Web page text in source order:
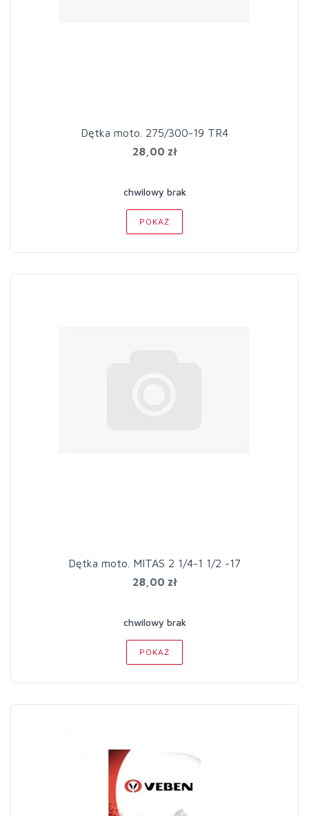
Dętka moto. 275/300-19 TR4
28,00 zł
chwilowy brak
POKAŻ
Dętka moto. MITAS 2 1/4-1 1/2 -17
28,00 zł
chwilowy brak
POKAŻ